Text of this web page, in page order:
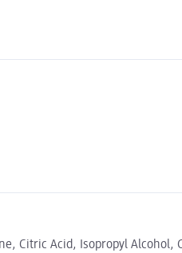
Citric Acid, Isopropyl Alcohol,